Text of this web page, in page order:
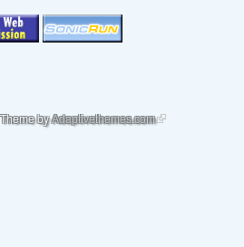
byAdaptivethemes.com(link is external)